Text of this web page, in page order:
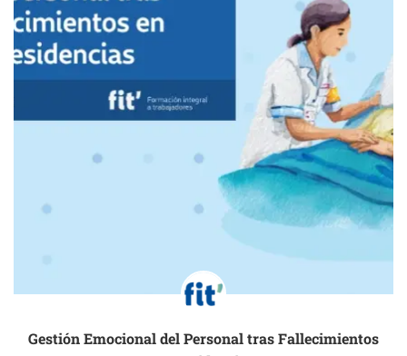
Gestión Emocional del Personal tras Fallecimientos